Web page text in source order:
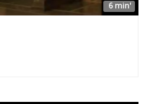
6 min'